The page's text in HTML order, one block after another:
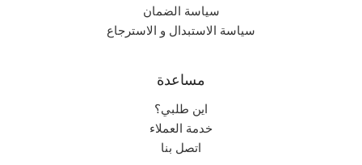
سياسة الضمان
سياسة الاستبدال و الاسترجاع
مساعدة
اين طلبي؟
خدمة العملاء
اتصل بنا